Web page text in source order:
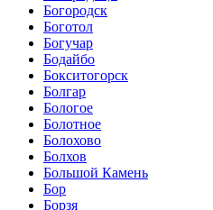
Богородск
Боготол
Богучар
Бодайбо
Бокситогорск
Болгар
Бологое
Болотное
Болохово
Болхов
Большой Камень
Бор
Борзя